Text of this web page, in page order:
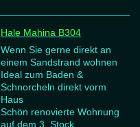
Hale Mahina B304
Wenn Sie gerne direkt an
einem Sandstrand wohnen
Ideal zum Baden &
Schnorcheln direkt vorm
Haus
Schön renovierte Wohnung
auf dem 3. Stock